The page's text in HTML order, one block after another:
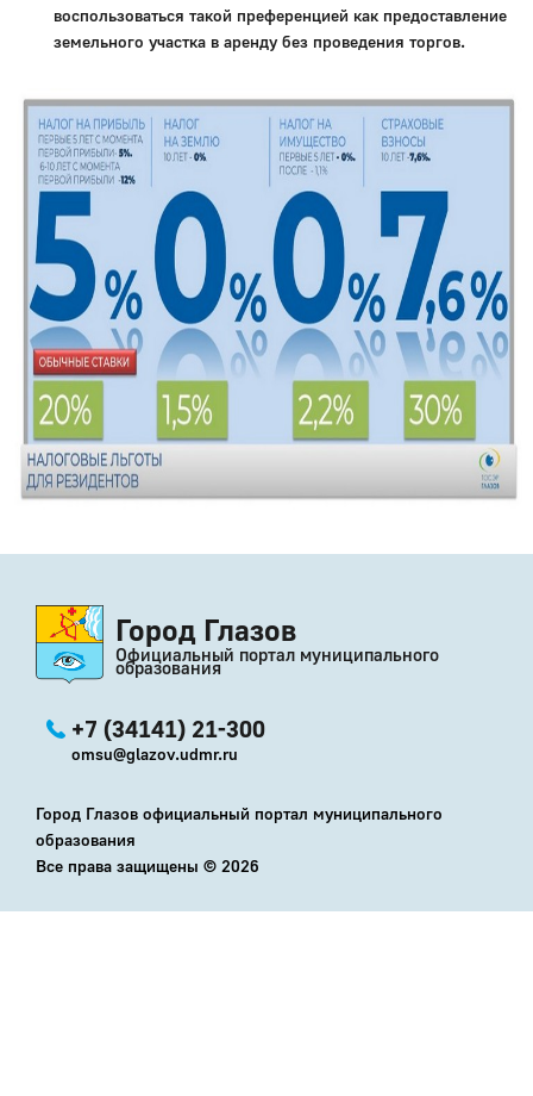
воспользоваться такой преференцией как предоставление
земельного участка в аренду без проведения торгов.
Город Глазов
Официальный портал муниципального
образования
+7 (34141) 21-300
omsu@glazov.udmr.ru
Город Глазов официальный портал муниципального
образования
Все права защищены © 2026